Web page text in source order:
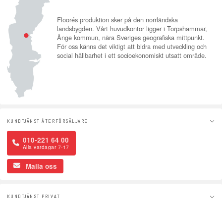
Floorés produktion sker på den norrländska
landsbygden. Vårt huvudkontor ligger i Torpshammar,
Ånge kommun, nära Sveriges geografiska mittpunkt.
För oss känns det viktigt att bidra med utveckling och
social hållbarhet i ett socioekonomiskt utsatt område.
KUNDTJÄNST ÅTERFÖRSÄLJARE
010-221 64 00
Alla vardagar 7-17
Maila oss
KUNDTJÄNST PRIVAT